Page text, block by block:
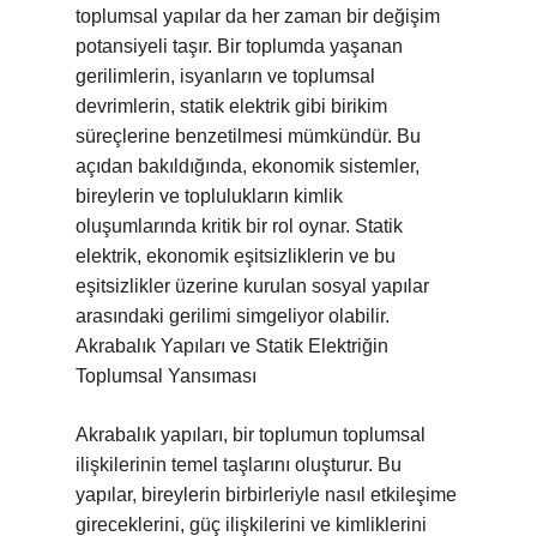
toplumsal yapılar da her zaman bir değişim
potansiyeli taşır. Bir toplumda yaşanan
gerilimlerin, isyanların ve toplumsal
devrimlerin, statik elektrik gibi birikim
süreçlerine benzetilmesi mümkündür. Bu
açıdan bakıldığında, ekonomik sistemler,
bireylerin ve toplulukların kimlik
oluşumlarında kritik bir rol oynar. Statik
elektrik, ekonomik eşitsizliklerin ve bu
eşitsizlikler üzerine kurulan sosyal yapılar
arasındaki gerilimi simgeliyor olabilir.
Akrabalık Yapıları ve Statik Elektriğin
Toplumsal Yansıması
Akrabalık yapıları, bir toplumun toplumsal
ilişkilerinin temel taşlarını oluşturur. Bu
yapılar, bireylerin birbirleriyle nasıl etkileşime
gireceklerini, güç ilişkilerini ve kimliklerini